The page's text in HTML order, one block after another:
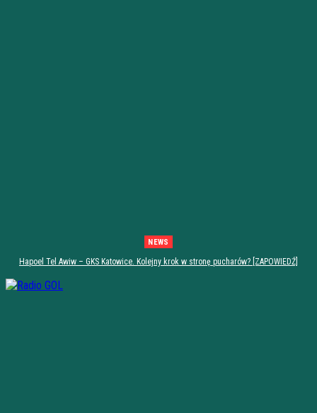
NEWS
Hapoel Tel Awiw – GKS Katowice. Kolejny krok w stronę pucharów? [ZAPOWIEDŹ]